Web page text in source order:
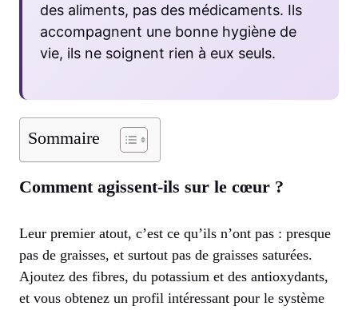
des aliments, pas des médicaments. Ils
accompagnent une bonne hygiène de
vie, ils ne soignent rien à eux seuls.
Sommaire
Comment agissent-ils sur le cœur ?
Leur premier atout, c’est ce qu’ils n’ont pas : presque
pas de graisses, et surtout pas de graisses saturées.
Ajoutez des fibres, du potassium et des antioxydants,
et vous obtenez un profil intéressant pour le système